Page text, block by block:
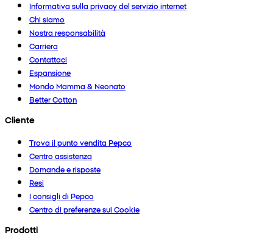
Informativa sulla privacy del servizio internet
Chi siamo
Nostra responsabilità
Carriera
Contattaci
Espansione
Mondo Mamma & Neonato
Better Cotton
Cliente
Trova il punto vendita Pepco
Centro assistenza
Domande e risposte
Resi
I consigli di Pepco
Centro di preferenze sui Cookie
Prodotti